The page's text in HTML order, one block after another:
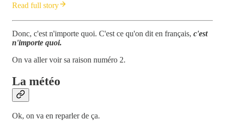
Read full story
Donc, c'est n'importe quoi. C'est ce qu'on dit en français, c'est
n'importe quoi.
On va aller voir sa raison numéro 2.
La météo
Ok, on va en reparler de ça.